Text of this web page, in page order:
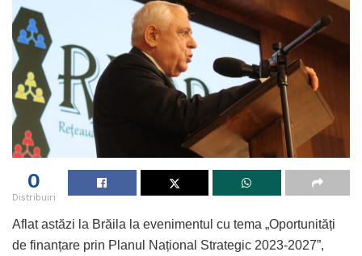
0
Distribuiri
Aflat astăzi la Brăila la evenimentul cu tema „Oportunități
de finanțare prin Planul Național Strategic 2023-2027”,